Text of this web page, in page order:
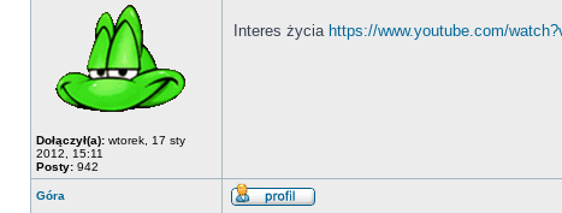
Dołączył(a): wtorek, 17 sty
2012, 15:11
Posty: 942
Interes życia https://www.youtube.com/
Góra